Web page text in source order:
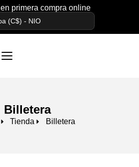
primera compra online
(C$) - NIO
Billetera
Tienda Billetera